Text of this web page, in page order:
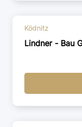
Ködnitz
Lindner - Bau